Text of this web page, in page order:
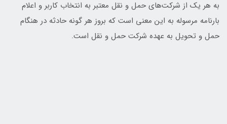
به هر یک از شرکت‌‏های حمل و نقل معتبر به انتخاب کاربر و اعلام
بارنامه مرسوله به این معنی است که بروز هر گونه حادثه در هنگام
حمل و تحویل به عهده شرکت حمل و نقل است.